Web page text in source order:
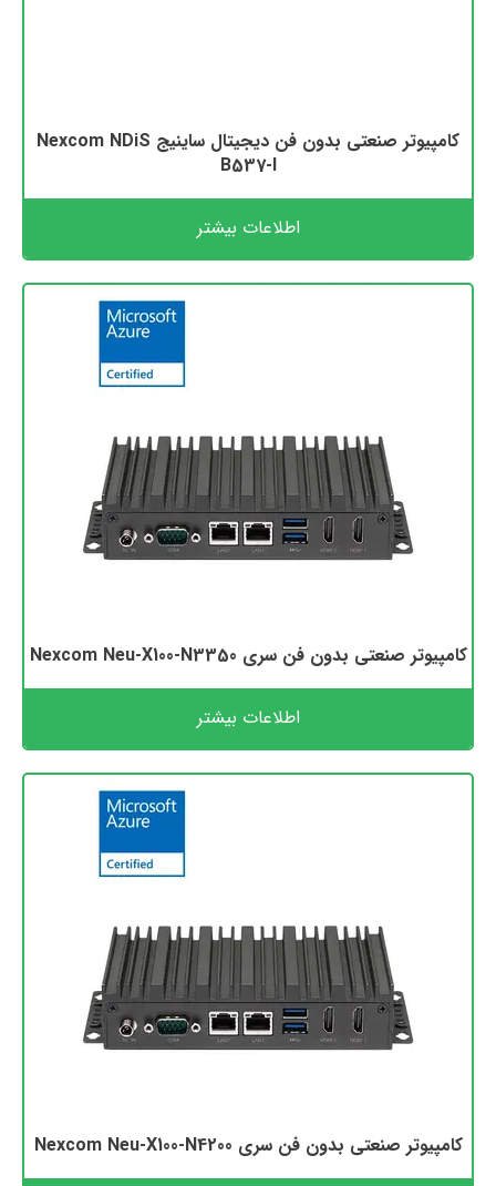
کامپیوتر صنعتی بدون فن دیجیتال ساینیج Nexcom NDiS
B537-I
اطلاعات بیشتر
کامپیوتر صنعتی بدون فن سری Nexcom Neu-X100-N3350
اطلاعات بیشتر
کامپیوتر صنعتی بدون فن سری Nexcom Neu-X100-N4200